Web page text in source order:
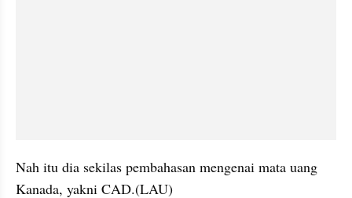
Nah itu dia sekilas pembahasan mengenai mata uang
Kanada, yakni CAD.(LAU)